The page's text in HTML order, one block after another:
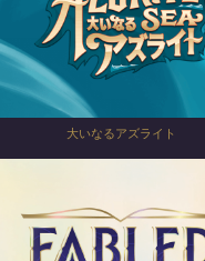
大いなるアズライト